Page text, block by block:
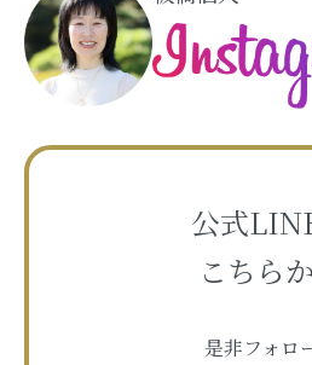
公式
こちら
是非フォロ